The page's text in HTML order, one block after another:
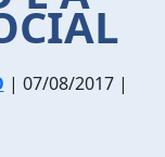
| 07/08/2017 |